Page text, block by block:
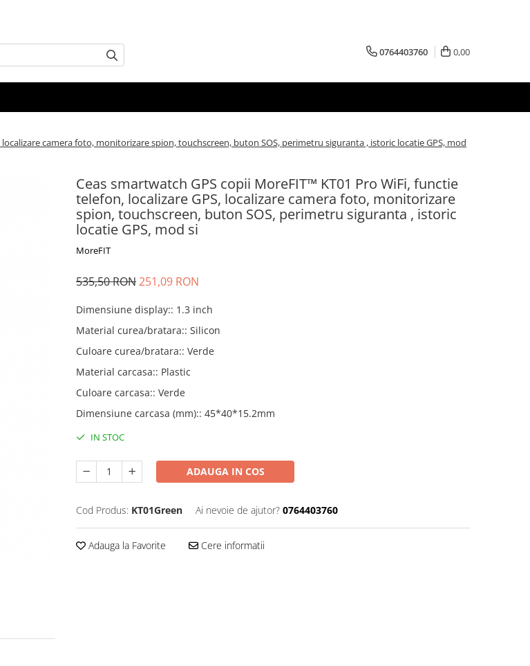
0764403760 0,00
camera foto, monitorizare spion, touchscreen, buton SOS, perimetru siguranta , istoric locatie GPS, mod
Ceas smartwatch GPS copii MoreFIT™ KT01 Pro WiFi, functie
telefon, localizare GPS, localizare camera foto, monitorizare
spion, touchscreen, buton SOS, perimetru siguranta , istoric
locatie GPS, mod si
MoreFIT
535,50 RON251,09 RON
Dimensiune display:: 1.3 inch
Material curea/bratara:: Silicon
Culoare curea/bratara:: Verde
Material carcasa:: Plastic
Culoare carcasa:: Verde
Dimensiune carcasa (mm):: 45*40*15.2mm
IN STOC
ADAUGA IN COS
Cod Produs: KT01Green Ai nevoie de ajutor? 0764403760
Adauga la Favorite Cere informatii